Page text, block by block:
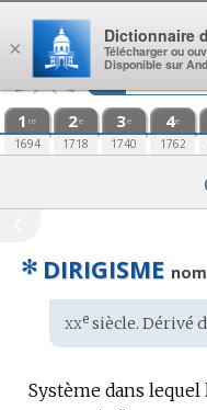
Aller au contenu
1 re
1694
2e
1718
3e
1740
4e
1762
✻ DIRIGISME
Étymologie
:
xxesiècle. Dérivé
Système dans lequel
×
Dictionnaire
Télécharger ou
Disponible sur